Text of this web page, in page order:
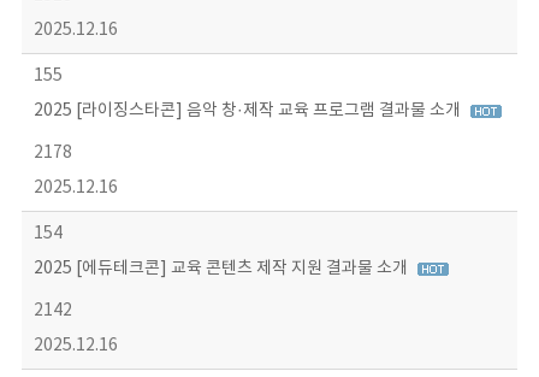
2025.12.16
155
2025 [라이징스타콘] 음악 창·제작 교육 프로그램 결과물 소개
2178
2025.12.16
154
2025 [에듀테크콘] 교육 콘텐츠 제작 지원 결과물 소개
2142
2025.12.16